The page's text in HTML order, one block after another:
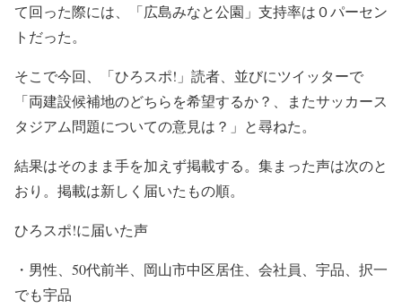
て回った際には、「広島みなと公園」支持率は０パーセン
トだった。
そこで今回、「ひろスポ!」読者、並びにツイッターで
「両建設候補地のどちらを希望するか？、またサッカース
タジアム問題についての意見は？」と尋ねた。
結果はそのまま手を加えず掲載する。集まった声は次のと
おり。掲載は新しく届いたもの順。
ひろスポ!に届いた声
・男性、50代前半、岡山市中区居住、会社員、宇品、択一
でも宇品